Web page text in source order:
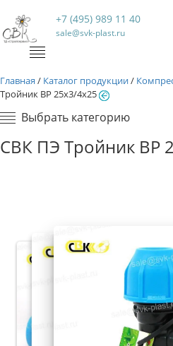
+7 (495) 989 11 40
sale@svk-plast.ru
Главная / Каталог продукции/
Тройник ВР 25х3/4х25
Выбрать категорию
СВК ПЭ Тройник ВР